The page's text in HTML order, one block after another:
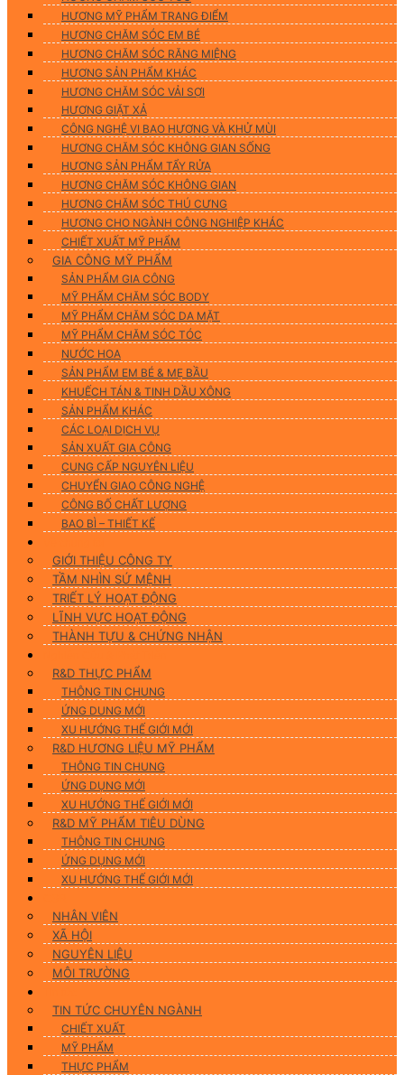
HƯƠNG MỸ PHẨM TRANG ĐIỂM
HƯƠNG CHĂM SÓC EM BÉ
HƯƠNG CHĂM SÓC RĂNG MIỆNG
HƯƠNG SẢN PHẨM KHÁC
HƯƠNG CHĂM SÓC VẢI SỢI
HƯƠNG GIẶT XẢ
CÔNG NGHỆ VI BAO HƯƠNG VÀ KHỬ MÙI
HƯƠNG CHĂM SÓC KHÔNG GIAN SỐNG
HƯƠNG SẢN PHẨM TẨY RỬA
HƯƠNG CHĂM SÓC KHÔNG GIAN
HƯƠNG CHĂM SÓC THÚ CƯNG
HƯƠNG CHO NGÀNH CÔNG NGHIỆP KHÁC
CHIẾT XUẤT MỸ PHẨM
GIA CÔNG MỸ PHẨM
SẢN PHẨM GIA CÔNG
MỸ PHẨM CHĂM SÓC BODY
MỸ PHẨM CHĂM SÓC DA MẶT
MỸ PHẨM CHĂM SÓC TÓC
NƯỚC HOA
SẢN PHẨM EM BÉ & MẸ BẦU
KHUẾCH TÁN & TINH DẦU XÔNG
SẢN PHẨM KHÁC
CÁC LOẠI DỊCH VỤ
SẢN XUẤT GIA CÔNG
CUNG CẤP NGUYÊN LIỆU
CHUYỂN GIAO CÔNG NGHỆ
CÔNG BỐ CHẤT LƯỢNG
BAO BÌ – THIẾT KẾ
GIỚI THIỆU CÔNG TY
TẦM NHÌN SỨ MỆNH
TRIẾT LÝ HOẠT ĐỘNG
LĨNH VỰC HOẠT ĐỘNG
THÀNH TỰU & CHỨNG NHẬN
R&D THỰC PHẨM
THÔNG TIN CHUNG
ỨNG DUNG MỚI
XU HƯỚNG THẾ GIỚI MỚI
R&D HƯƠNG LIỆU MỸ PHẨM
THÔNG TIN CHUNG
ỨNG DỤNG MỚI
XU HƯỚNG THẾ GIỚI MỚI
R&D MỸ PHẨM TIÊU DÙNG
THÔNG TIN CHUNG
ỨNG DỤNG MỚI
XU HƯỚNG THẾ GIỚI MỚI
NHÂN VIÊN
XÃ HỘI
NGUYÊN LIỆU
MÔI TRƯỜNG
TIN TỨC CHUYÊN NGÀNH
CHIẾT XUẤT
MỸ PHẨM
THỰC PHẨM